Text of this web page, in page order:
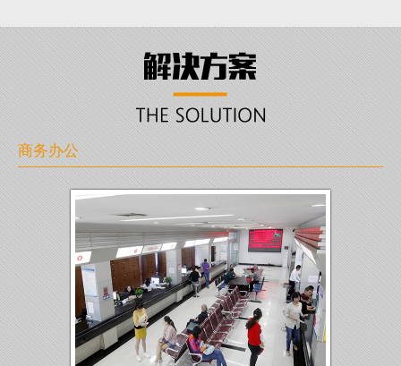
商务办公